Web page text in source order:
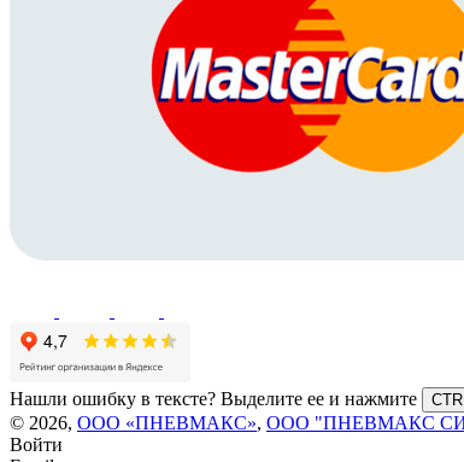
Нашли ошибку в тексте? Выделите ее и нажмите CTRL
© 2026, ООО «ПНЕВМАКС», ООО "ПНЕВМАКС
Войти